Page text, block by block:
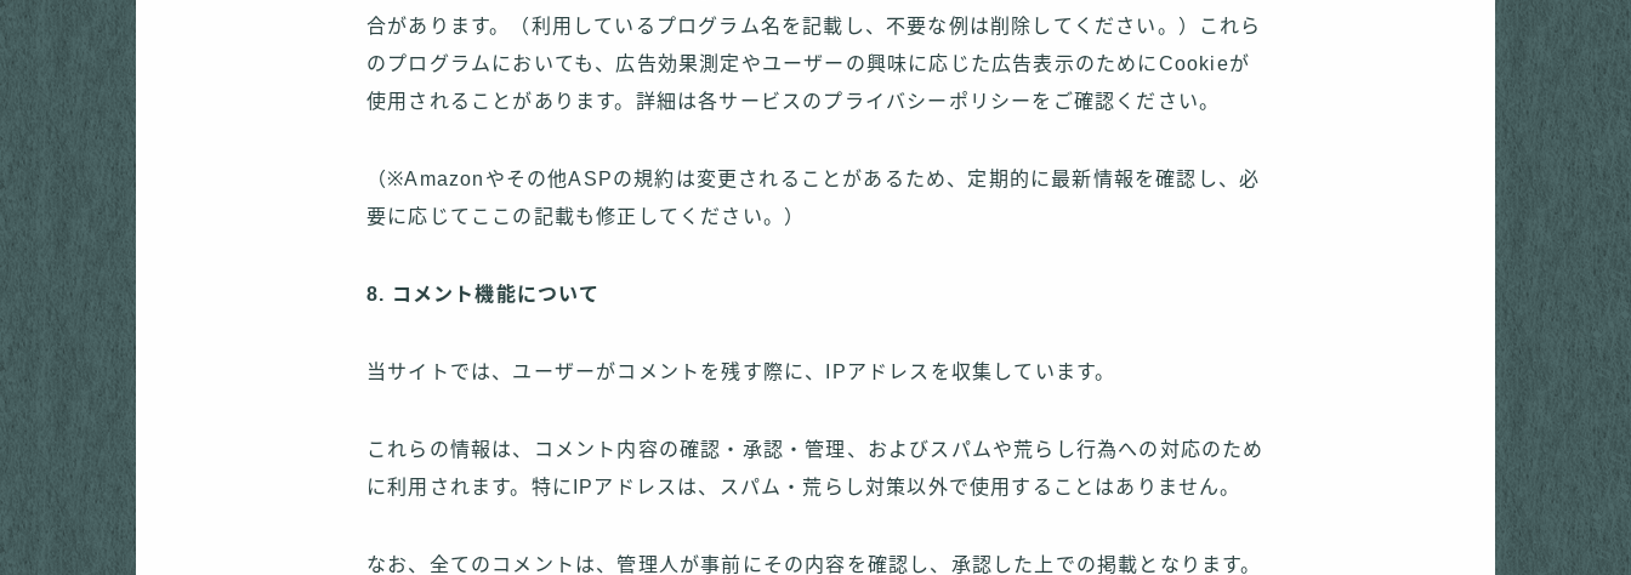
合があります。（利用しているプログラム名を記載し、不要な例は削除してください。）これら
のプログラムにおいても、広告効果測定やユーザーの興味に応じた広告表示のためにCookieが
使用されることがあります。詳細は各サービスのプライバシーポリシーをご確認ください。
（※Amazonやその他ASPの規約は変更されることがあるため、定期的に最新情報を確認し、必
要に応じてここの記載も修正してください。）
8. コメント機能について
当サイトでは、ユーザーがコメントを残す際に、IPアドレスを収集しています。
これらの情報は、コメント内容の確認・承認・管理、およびスパムや荒らし行為への対応のため
に利用されます。特にIPアドレスは、スパム・荒らし対策以外で使用することはありません。
なお、全てのコメントは、管理人が事前にその内容を確認し、承認した上での掲載となります。